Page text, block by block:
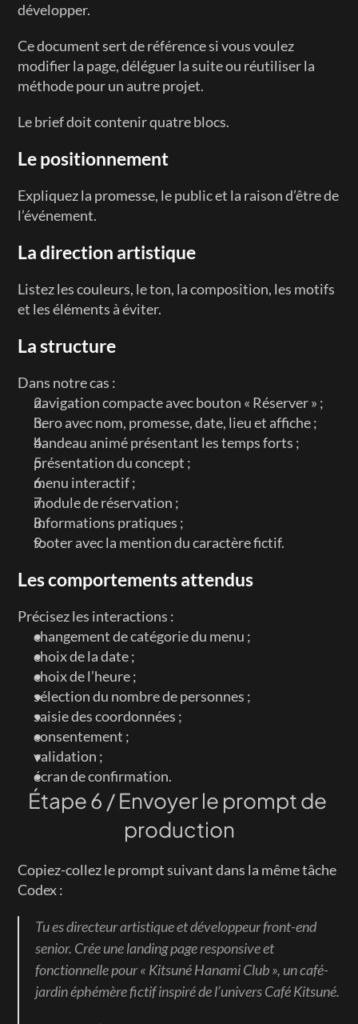
développer.
Ce document sert de référence si vous voulez
modifier la page, déléguer la suite ou réutiliser la
méthode pour un autre projet.
Le brief doit contenir quatre blocs.
Le positionnement
Expliquez la promesse, le public et la raison d’être de
l’événement.
La direction artistique
Listez les couleurs, le ton, la composition, les motifs
et les éléments à éviter.
La structure
Dans notre cas :
navigation compacte avec bouton « Réserver » ;
hero avec nom, promesse, date, lieu et affiche ;
bandeau animé présentant les temps forts ;
présentation du concept ;
menu interactif ;
module de réservation ;
informations pratiques ;
footer avec la mention du caractère fictif.
Les comportements attendus
Précisez les interactions :
changement de catégorie du menu ;
choix de la date ;
choix de l’heure ;
sélection du nombre de personnes ;
saisie des coordonnées ;
consentement ;
validation ;
écran de confirmation.
Étape 6 / Envoyer le prompt de
production
Copiez-collez le prompt suivant dans la même tâche
Codex :
Tu es directeur artistique et développeur front-end
senior. Crée une landing page responsive et
fonctionnelle pour « Kitsuné Hanami Club », un café-
jardin éphémère fictif inspiré de l’univers Café Kitsuné.